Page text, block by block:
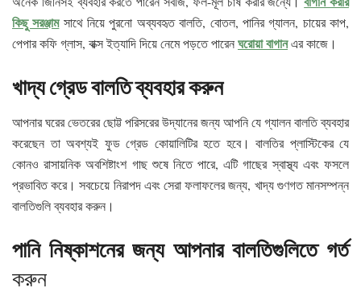
কিছু সরঞ্জামসাথে নিয়ে পুরনো অব্যবহৃত বালতি, বোতল, পানির গ্যালন, চায়ের কাপ,
পেপার কফি গ্লাস, বাক্স ইত্যাদি দিয়ে নেমে পড়তে পারেনঘরোয়া বাগানএর কাজে।
খাদ্যগ্রেডবালতিব্যবহারকরুন
আপনার ঘরের ভেতরের ছোট্ট পরিসরের উদ্যানের জন্য আপনি যে গ্যালন বালতি ব্যবহার
করেছেন তা অবশ্যই ফুড গ্রেড কোয়ালিটির হতে হবে। বালতির প্লাস্টিকের যে
কোনও রাসায়নিক অবশিষ্টাংশ গাছ শুষে নিতে পারে, এটি গাছের স্বাস্থ্য এবং ফসলে
প্রভাবিত করে। সবচেয়ে নিরাপদ এবং সেরা ফলাফলের জন্য, খাদ্য গুণগত মানসম্পন্ন
বালতিগুলি ব্যবহার করুন।
পানি নিষ্কাশনের জন্য আপনার বালতিগুলিতে গর্ত
করুন